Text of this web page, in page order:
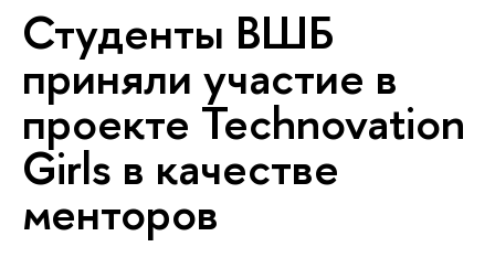
Студенты ВШБ
приняли участие в
проекте Technovation
Girls в качестве
менторов